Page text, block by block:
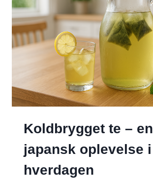
Koldbrygget te – en
japansk oplevelse i
hverdagen